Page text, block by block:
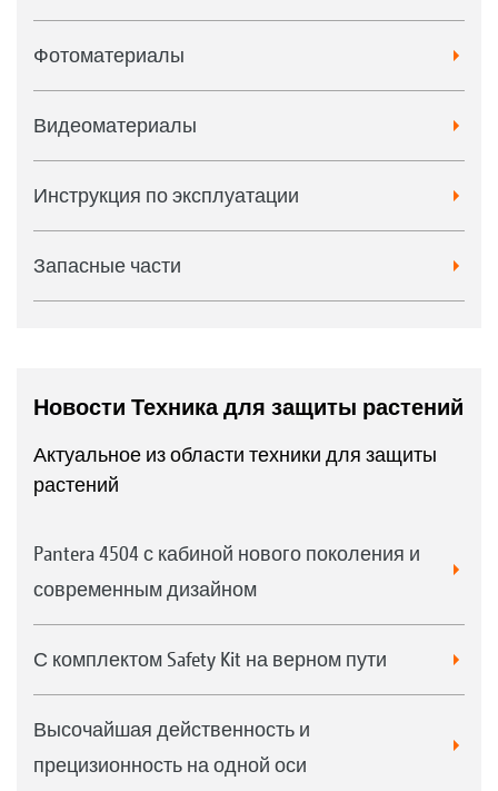
Фотоматериалы
Видеоматериалы
Инструкция по эксплуатации
Запасные части
Новости Техника для защиты растений
Актуальное из области техники для защиты
растений
Pantera 4504 с кабиной нового поколения и
современным дизайном
С комплектом Safety Kit на верном пути
Высочайшая действенность и
прецизионность на одной оси